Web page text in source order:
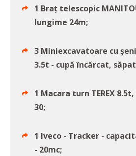
1 Braț telescopic
lungime 24m;
3 Miniexcavatoare cu
3.5t - cupă încărcat,
1 Macara turn TEREX
30;
1 Iveco - Tracker -
- 20mc;